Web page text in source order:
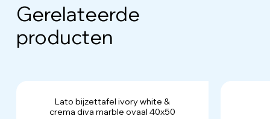
Gerelateerde
producten
Lato bijzettafel ivory white &
crema diva marble ovaal 40x50